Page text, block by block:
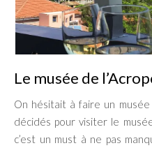
Le musée de
On hésitait à faire un
décidés pour visiter le
c’est un must à ne pas